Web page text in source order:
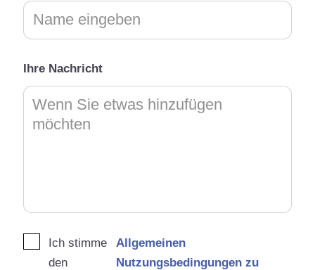
Ihre Nachricht
Ich stimme
den
Allgemeinen
Nutzungsbedingungen zu